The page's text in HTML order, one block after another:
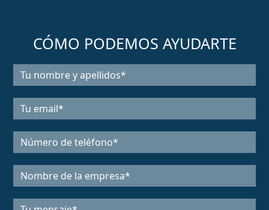
CÓMO PODEMOS AYUDARTE